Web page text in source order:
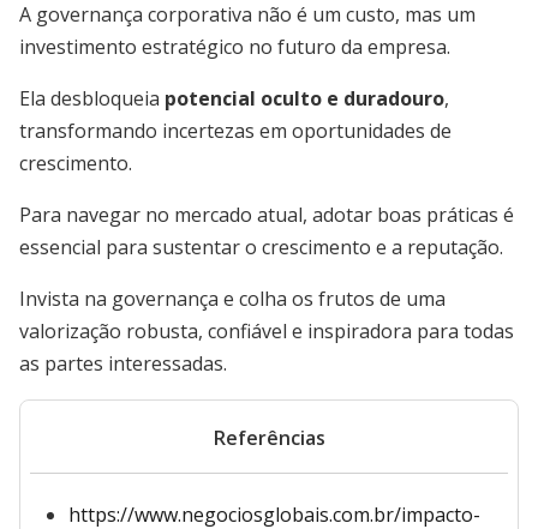
A governança corporativa não é um custo, mas um
investimento estratégico no futuro da empresa.
Ela desbloqueia potencial oculto e duradouro,
transformando incertezas em oportunidades de
crescimento.
Para navegar no mercado atual, adotar boas práticas é
essencial para sustentar o crescimento e a reputação.
Invista na governança e colha os frutos de uma
valorização robusta, confiável e inspiradora para todas
as partes interessadas.
Referências
https://www.negociosglobais.com.br/impacto-